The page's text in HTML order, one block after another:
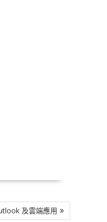
及雲端應用